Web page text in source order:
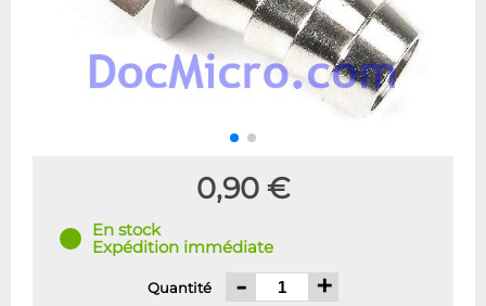
0,90 €
En stock
Expédition immédiate
Quantité - +